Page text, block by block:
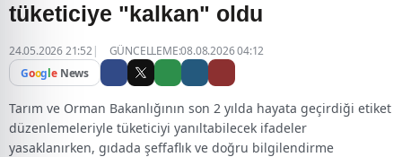
tüketiciye "kalkan" oldu
24.05.2026 21:52
GÜNCELLEME:08.08.2026 04:12
Google News
Tarım ve Orman Bakanlığının son 2 yılda hayata geçirdiği etiket
düzenlemeleriyle tüketiciyi yanıltabilecek ifadeler
yasaklanırken, gıdada şeffaflık ve doğru bilgilendirme